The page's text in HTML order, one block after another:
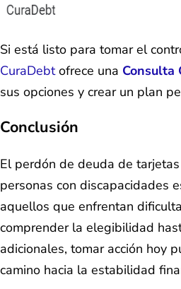
Si está listo para tomar el
CuraDebtofrece una Consulta
sus opciones y crear un plan
Conclusión
El perdón de deuda de
personas con discapacidades
aquellos que enfrentan
comprender la elegibilidad
adicionales, tomar acción hoy
camino hacia la estabilidad